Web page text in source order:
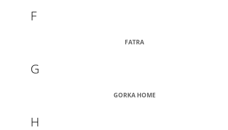
F
FATRA
G
GORKA HOME
H